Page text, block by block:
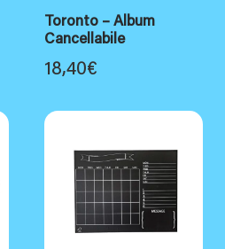
Toronto – Album
Cancellabile
18,40€